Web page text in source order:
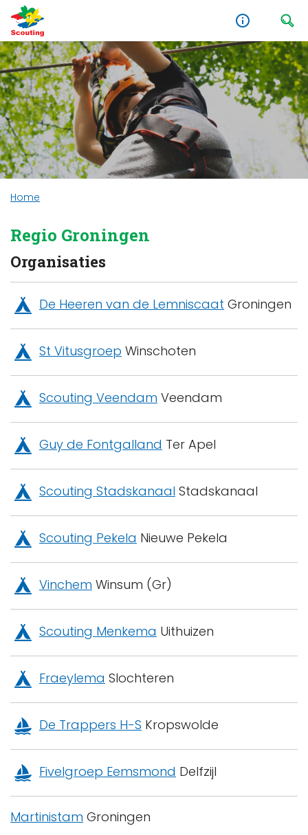
Home
Regio Groningen
Organisaties
De Heeren van de Lemniscaat Groningen
St Vitusgroep Winschoten
Scouting Veendam Veendam
Guy de Fontgalland Ter Apel
Scouting Stadskanaal Stadskanaal
Scouting Pekela Nieuwe Pekela
Vinchem Winsum (Gr)
Scouting Menkema Uithuizen
Fraeylema Slochteren
De Trappers H-S Kropswolde
Fivelgroep Eemsmond Delfzijl
Martinistam Groningen